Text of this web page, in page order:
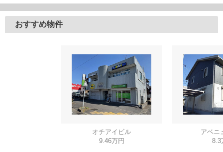
おすすめ物件
オチアイビル
9.46万円
アベニ
8.3